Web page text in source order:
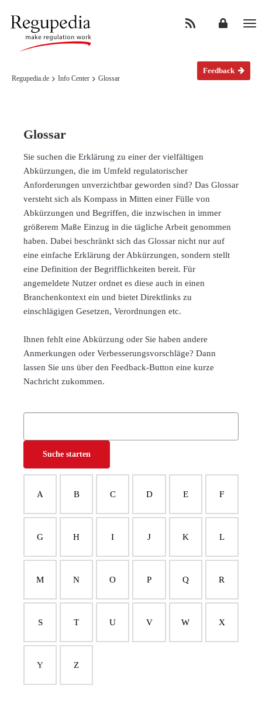
Regupedia.de Info Center Glossar
Feedback
Glossar
Sie suchen die Erklärung zu einer der vielfältigen
Abkürzungen, die im Umfeld regulatorischer
Anforderungen unverzichtbar geworden sind? Das Glossar
versteht sich als Kompass in Mitten einer Fülle von
Abkürzungen und Begriffen, die inzwischen in immer
größerem Maße Einzug in die tägliche Arbeit genommen
haben. Dabei beschränkt sich das Glossar nicht nur auf
eine einfache Erklärung der Abkürzungen, sondern stellt
eine Definition der Begrifflichkeiten bereit. Für
angemeldete Nutzer ordnet es diese auch in einen
Branchenkontext ein und bietet Direktlinks zu
einschlägigen Gesetzen, Verordnungen etc.
Ihnen fehlt eine Abkürzung oder Sie haben andere
Anmerkungen oder Verbesserungsvorschläge? Dann
lassen Sie uns über den Feedback-Button eine kurze
Nachricht zukommen.
A B C D E F
G H I J K L
M N O P Q R
S T U V W X
Y Z